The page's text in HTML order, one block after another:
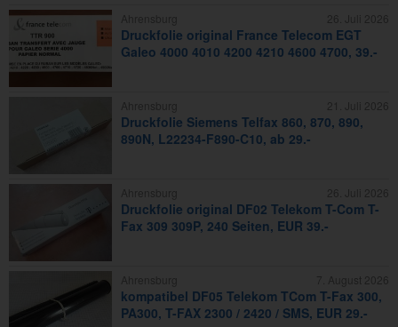
Druckfolie original France Telecom EGT
Galeo 4000 4010 4200 4210 4600 4700, 39.-
Druckfolie Siemens Telfax 860, 870, 890,
890N, L22234-F890-C10, ab 29.-
Druckfolie original DF02 Telekom T-Com T-
Fax 309 309P, 240 Seiten, EUR 39.-
kompatibel DF05 Telekom TCom T-Fax 300,
PA300, T-FAX 2300 / 2420 / SMS, EUR 29.-